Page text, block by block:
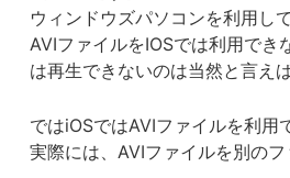
ウィンドウズパソコンを利用し
AVIファイルをIOSでは利用で
は再生できないのは当然と言え
ではiOSではAVIファイルを利用
実際には、AVIファイルを別の